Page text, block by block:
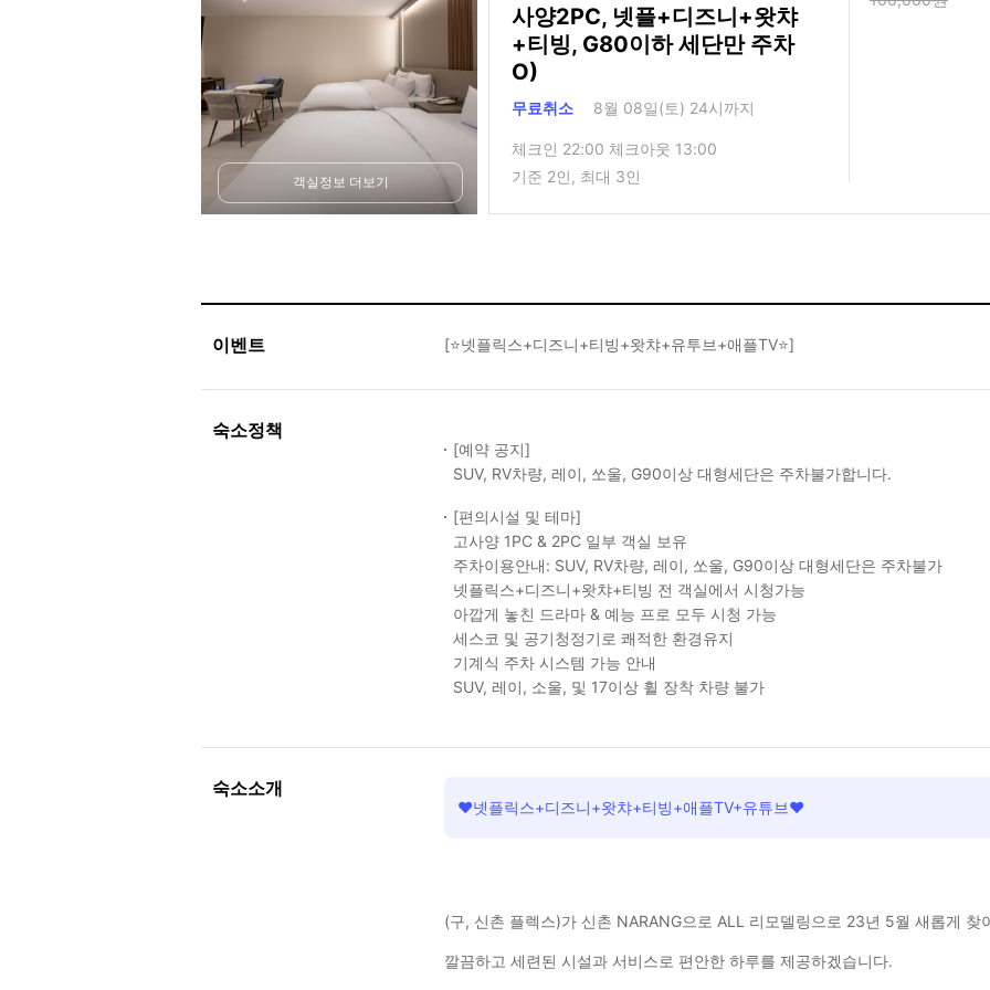
객실정보 더보기
사양2PC, 넷플+디즈니+왓챠
+티빙, G80이하 세단만 주차
O)
무료취소 8월 08일(토) 24시까지
체크인 22:00 체크아웃 13:00
기준 2인, 최대 3인
이벤트 [⭐넷플릭스+디즈니+티빙+왓챠+유투브+애플TV⭐]
숙소정책
[예약 공지]
SUV, RV차량, 레이, 쏘울, G90이상 대형세단은 주차불가합니다.
[편의시설 및 테마]
고사양 1PC & 2PC 일부 객실 보유
주차이용안내: SUV, RV차량, 레이, 쏘울, G90이상 대형세단은 주차불가
넷플릭스+디즈니+왓챠+티빙 전 객실에서 시청가능
아깝게 놓친 드라마 & 예능 프로 모두 시청 가능
세스코 및 공기청정기로 쾌적한 환경유지
기계식 주차 시스템 가능 안내
SUV, 레이, 소울, 및 17이상 휠 장착 차량 불가
숙소소개
❤️넷플릭스+디즈니+왓챠+티빙+애플TV+유튜브❤️
(구, 신촌 플렉스)가 신촌 NARANG으로 ALL 리모델링으로 23년 5월 새롭게 찾
깔끔하고 세련된 시설과 서비스로 편안한 하루를 제공하겠습니다.